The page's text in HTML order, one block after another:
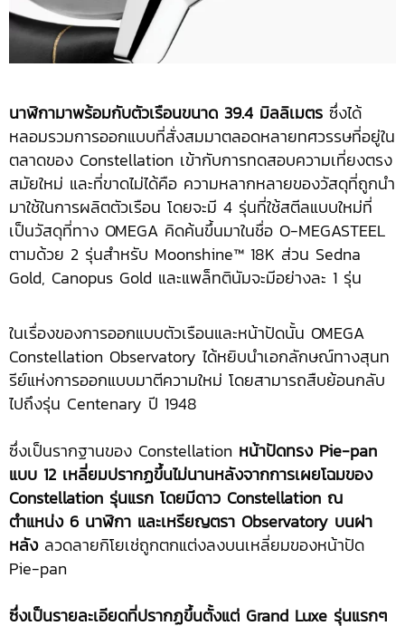
นาฬิกามาพร้อมกับตัวเรือนขนาด 39.4 มิลลิเมตร ซึ่งได้
หลอมรวมการออกแบบที่สั่งสมมาตลอดหลายทศวรรษที่อยู่ใน
ตลาดของ Constellation เข้ากับการทดสอบความเที่ยงตรง
สมัยใหม่ และที่ขาดไม่ได้คือ ความหลากหลายของวัสดุที่ถูกนำ
มาใช้ในการผลิตตัวเรือน โดยจะมี 4 รุ่นที่ใช้สตีลแบบใหม่ที่
เป็นวัสดุที่ทาง OMEGA คิดค้นขึ้นมาในชื่อ O-MEGASTEEL
ตามด้วย 2 รุ่นสำหรับ Moonshine™ 18K ส่วน Sedna
Gold, Canopus Gold และแพล็ทตินัมจะมีอย่างละ 1 รุ่น
ในเรื่องของการออกแบบตัวเรือนและหน้าปัดนั้น OMEGA
Constellation Observatory ได้หยิบนำเอกลักษณ์ทางสุนท
รีย์แห่งการออกแบบมาตีความใหม่ โดยสามารถสืบย้อนกลับ
ไปถึงรุ่น Centenary ปี 1948
ซึ่งเป็นรากฐานของ Constellation หน้าปัดทรง Pie-pan
แบบ 12 เหลี่ยมปรากฏขึ้นไม่นานหลังจากการเผยโฉมของ
Constellation รุ่นแรก โดยมีดาว Constellation ณ
ตำแหน่ง 6 นาฬิกา และเหรียญตรา Observatory บนฝา
หลังลวดลายกิโยเช่ถูกตกแต่งลงบนเหลี่ยมของหน้าปัด
Pie-pan
ซึ่งเป็นรายละเอียดที่ปรากฏขึ้นตั้งแต่ Grand Luxe รุ่นแรกๆ